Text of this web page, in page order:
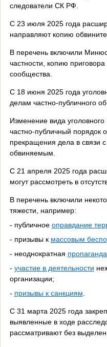
следователи СК РФ.
С 23 июля 2025 года
направляют копию
В перечень включили
частности, копию приговора
сообщества.
С 18 июня 2025 года
делам частно-публичного
Изменение вида
частно-публичный порядок
прекращения дела в связи
обвиняемым.
С 21 апреля 2025 года
могут рассмотреть в
В перечень включили
тяжести, например:
- публичное оправдание
- призывы к массовым
- неоднократная
- участие в деятельности
организации;
- призывы к санкциям
С 31 марта 2025 года
выявленные в ходе
рассматривают без